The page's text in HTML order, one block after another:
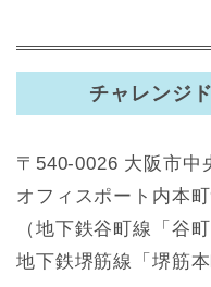
チャレンジ
〒540-0026 大阪市中
オフィスポート内本
（地下鉄谷町線「谷
地下鉄堺筋線「堺筋本